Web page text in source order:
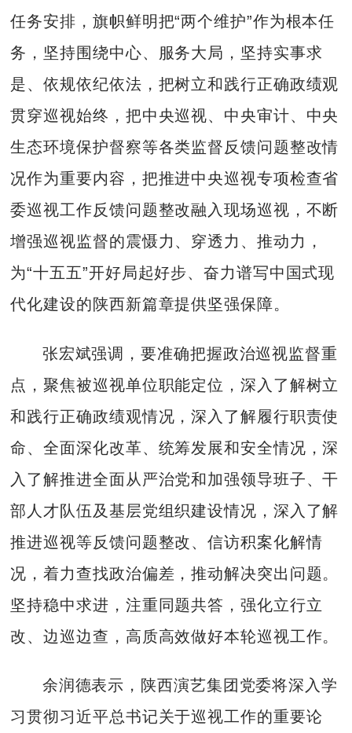
任务安排，旗帜鲜明把“两个维护”作为根本任
务，坚持围绕中心、服务大局，坚持实事求
是、依规依纪依法，把树立和践行正确政绩观
贯穿巡视始终，把中央巡视、中央审计、中央
生态环境保护督察等各类监督反馈问题整改情
况作为重要内容，把推进中央巡视专项检查省
委巡视工作反馈问题整改融入现场巡视，不断
增强巡视监督的震慑力、穿透力、推动力，
为“十五五”开好局起好步、奋力谱写中国式现
代化建设的陕西新篇章提供坚强保障。
张宏斌强调，要准确把握政治巡视监督重
点，聚焦被巡视单位职能定位，深入了解树立
和践行正确政绩观情况，深入了解履行职责使
命、全面深化改革、统筹发展和安全情况，深
入了解推进全面从严治党和加强领导班子、干
部人才队伍及基层党组织建设情况，深入了解
推进巡视等反馈问题整改、信访积案化解情
况，着力查找政治偏差，推动解决突出问题。
坚持稳中求进，注重同题共答，强化立行立
改、边巡边查，高质高效做好本轮巡视工作。
余润德表示，陕西演艺集团党委将深入学
习贯彻习近平总书记关于巡视工作的重要论